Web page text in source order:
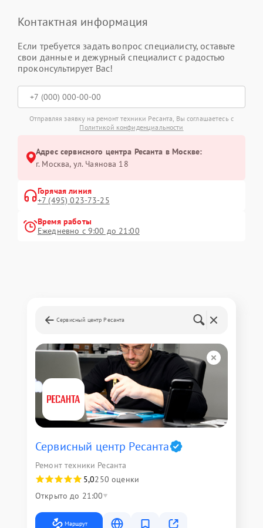
Контактная информация
Если требуется задать вопрос специалисту, оставьте
свои данные и дежурный специалист с радостью
проконсультирует Вас!
Отправляя заявку на ремонт техники Ресанта, Вы соглашаетесь с
Политикой конфиденциальности
Адрес сервисного центра Ресанта в Москве:
г. Москва, ул. Чаянова 18
Горячая линия
+7 (495) 023-73-25
Время работы
Ежедневно с 9:00 до 21:00
Сервисный центр Ресанта
Сервисный центр Ресанта
Ремонт техники Ресанта
5,0250 оценки
Открыто до 21:00
Маршрут